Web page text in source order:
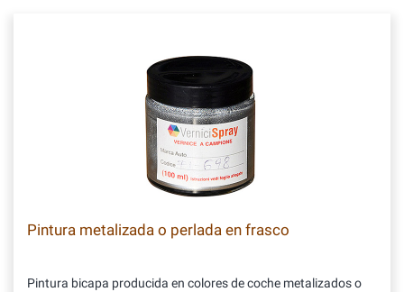
Pintura metalizada o perlada en frasco
Pintura bicapa producida en colores de coche metalizados o